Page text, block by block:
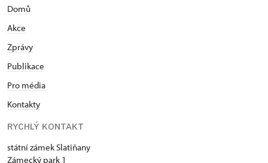
Domů
Akce
Zprávy
Publikace
Pro média
Kontakty
RYCHLÝ KONTAKT
státní zámek Slatiňany
Zámecký park 1